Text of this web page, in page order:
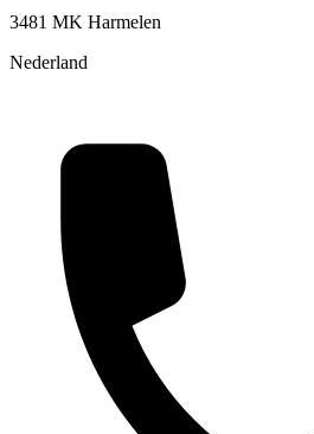
3481 MK Harmelen
Nederland